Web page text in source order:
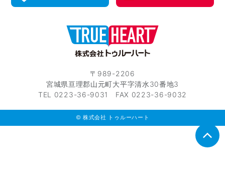
〒989-2206
宮城県亘理郡山元町大平字清水30番地3
TEL 0223-36-9031 FAX 0223-36-9032
© 株式会社 トゥルーハート